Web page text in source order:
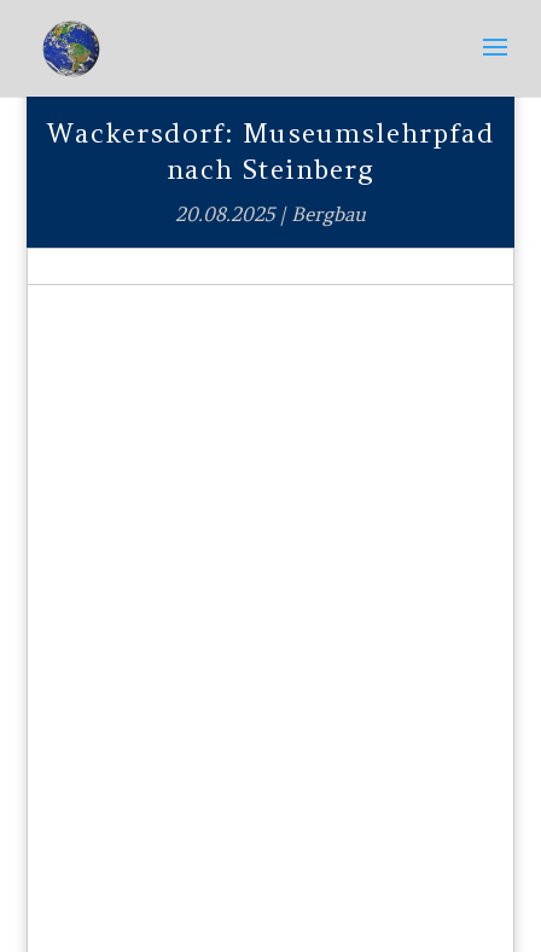
Wackersdorf: Museumslehrpfad
nach Steinberg
20.08.2025| Bergbau